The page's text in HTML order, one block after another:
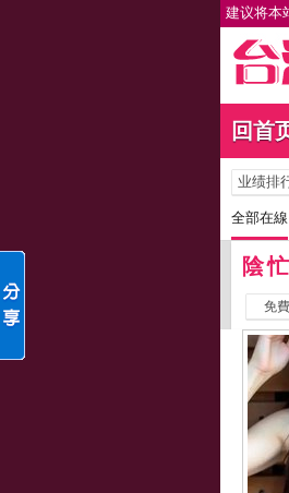
建议将本
回首
业绩排
全部在線
陰忙
免